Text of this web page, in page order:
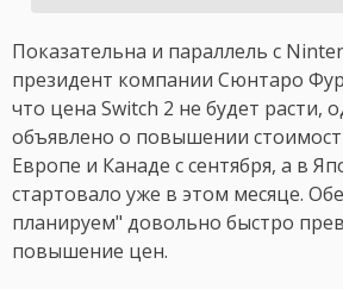
Показательна и параллель с
президент компании Сюнтаро
что цена Switch 2 не будет расти,
объявлено о повышении
Европе и Канаде с сентября, а в
стартовало уже в этом месяце.
планируем" довольно быстро
повышение цен.